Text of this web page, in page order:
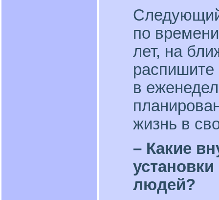
по
лет, на
в
жизнь в
– Какие
людей?